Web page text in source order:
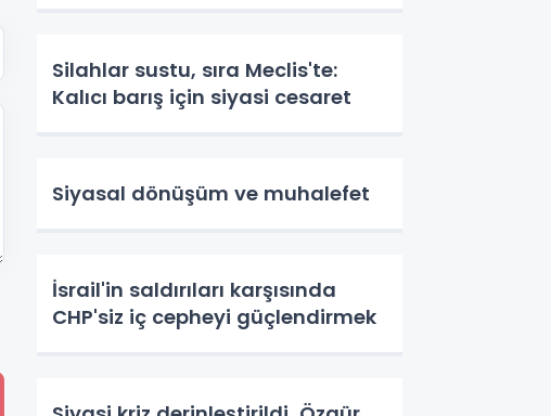
Silahlar sustu, sıra Meclis'te:
Kalıcı barış için siyasi cesaret
Siyasal dönüşüm ve muhalefet
İsrail'in saldırıları karşısında
CHP'siz iç cepheyi güçlendirmek